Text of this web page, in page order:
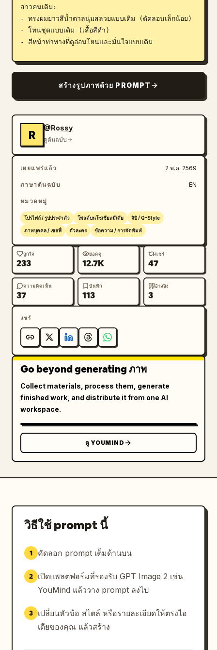
สาวคนเดิม:
- ทรงผมยาวสีน้ำตาลนุ่มสลวยแบบเดิม (ดัดลอนเล็กน้อย)
- โทนชุดแบบเดิม (เสื้อสีดำ)
- สีหน้าท่าทางที่ดูอ่อนโยนและมั่นใจแบบเดิม
สไตล์:
- สัดส่วนหัวโตตัวเล็ก
- ดวงตาน่ารักแสดงอารมณ์
- งานสติกเกอร์ที่สะอาดตาและมีคุณภาพสูง
[ท่าทางของ Chibi – ห้ามซ้ำกัน]
- ถือแก้วกาแฟ
- ทำงานบนแล็ปท็อป
- ถ่ายเซลฟี่
- ทำท่าชูสองนิ้ว
- ท่ากำลังใช้ความคิด
- ท่าบิดขี้เกียจ / พักผ่อน
[การจัดวางสติกเกอร์]
- วางตัวละคร Chibi ไว้บริเวณขอบและพื้นที่ว่างเท่านั้น
- ห้ามบังใบหน้าหรือร่างกายส่วนหลัก
- เพิ่มขอบสีขาว + เงาตกกระทบแบบนุ่มนวล (soft
- ให้เอฟเฟกต์เหมือนสติกเกอร์ลอยตัวเล็กน้อย
[ลายเส้นตกแต่ง (Doodles)]
เพิ่มลายเส้นสไตล์สมุดภาพแบบละเอียด:
- รูปหัวใจ, ประกายไฟ, ดาว, ลูกศร
- จุดเน้นที่มีแสงเรืองรองนุ่มนวล
โทนสี:
สีขาว + สีเหลืองอบอุ่น + สีชมพูอ่อน (เข้ากับบรรยากาศ
ไฟนีออน)
[ข้อความลายมือ]
- "stay cozy"
- "little moments"
- "focus mode"
- "create & grow"
สไตล์:
- ข้อความสีขาวพร้อมแสงเรืองรองนุ่มนวล
- เน้นข้อความบางส่วนด้วยสีชมพู/เหลือง
สร้างรูปภาพด้วย PROMPT
R
@Rossy
ดูต้นฉบับ
เผยแพร่แล้ว 2 พ.ค. 2569
ภาษาต้นฉบับ EN
หมวดหมู่
โปรไฟล์ / รูปประจำตัว โพสต์บนโซเชียลมีเดีย จิบิ / Q-Style
ภาพบุคคล / เซลฟี่ ตัวละคร ข้อความ / การจัดพิมพ์
ถูกใจ
233
ยอดดู
12.7K
แชร์
47
ความคิดเห็น
37
บันทึก
113
อ้างอิง
3
แชร์
Go beyond generating ภาพ
Collect materials, process them, generate
finished work, and distribute it from one AI
workspace.
ดู YOUMIND
วิธีใช้ prompt นี้
1 คัดลอก prompt เต็มด้านบน
2
เปิดแพลตฟอร์มที่รองรับ GPT Image 2 เช่น
YouMind แล้ววาง prompt ลงไป
3
เปลี่ยนหัวข้อ สไตล์ หรือรายละเอียดให้ตรงไอ
เดียของคุณ แล้วสร้าง